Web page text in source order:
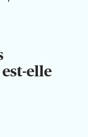
elle